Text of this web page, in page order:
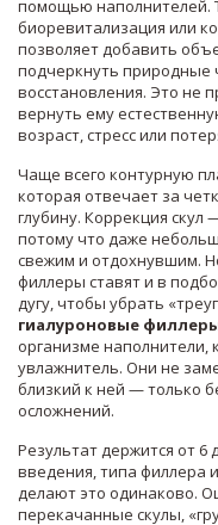
помощью наполнителей.
биоревитализация или
позволяет добавить
подчеркнуть природные
восстановления. Это не
вернуть ему
возраст, стресс или
Чаще всего контурную
которая отвечает за
глубину. Коррекция скул
потому что даже
свежим и отдохнувшим.
филлеры ставят и в
дугу, чтобы убрать
гиалуроновые
организме
увлажнитель. Они не
близкий к ней — только
осложнений.
Результат держится от 6
введения, типа филлера
делают это одинаково.
перекачанные скулы,